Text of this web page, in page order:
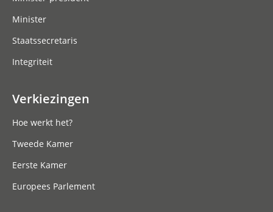
Minister
Staatssecretaris
Integriteit
Verkiezingen
Hoe werkt het?
Tweede Kamer
Eerste Kamer
Europees Parlement